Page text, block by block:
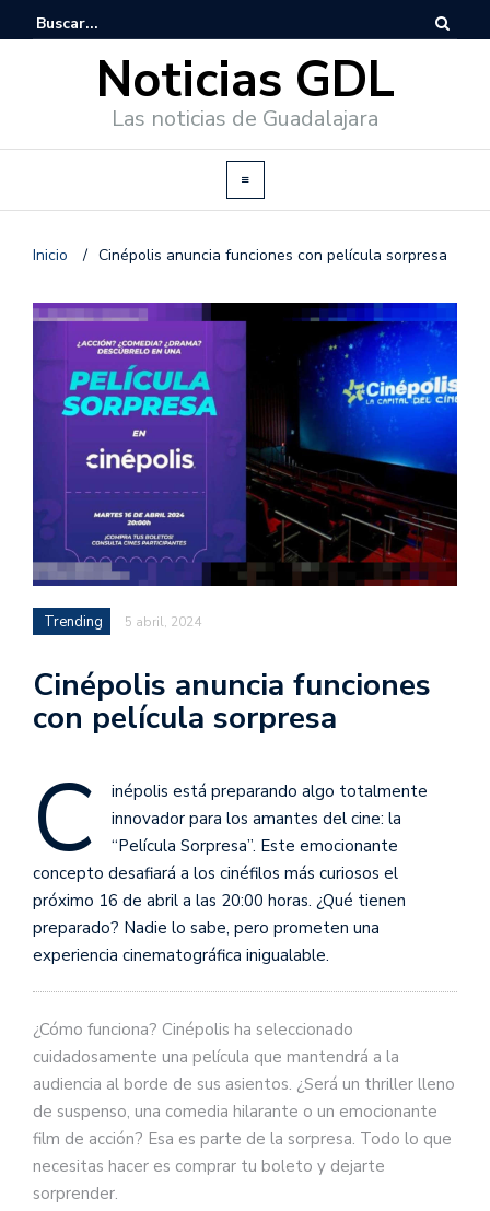
Noticias GDL
Las noticias de Guadalajara
Inicio / Cinépolis anuncia funciones con película sorpresa
Trending 5 abril, 2024
Cinépolis anuncia funciones
con película sorpresa
C
inépolis está preparando algo totalmente
innovador para los amantes del cine: la
“Película Sorpresa”. Este emocionante
concepto desafiará a los cinéfilos más curiosos el
próximo 16 de abril a las 20:00 horas. ¿Qué tienen
preparado? Nadie lo sabe, pero prometen una
experiencia cinematográfica inigualable.
¿Cómo funciona? Cinépolis ha seleccionado
cuidadosamente una película que mantendrá a la
audiencia al borde de sus asientos. ¿Será un thriller lleno
de suspenso, una comedia hilarante o un emocionante
film de acción? Esa es parte de la sorpresa. Todo lo que
necesitas hacer es comprar tu boleto y dejarte
sorprender.